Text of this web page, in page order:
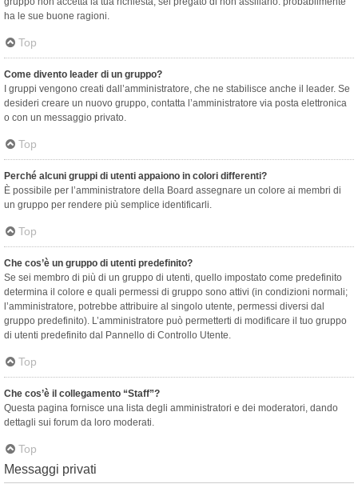
ha le sue buone ragioni.
Top
Come divento leader di un gruppo?
I gruppi vengono creati dall’amministratore, che ne stabilisce anche il leader. Se
desideri creare un nuovo gruppo, contatta l’amministratore via posta elettronica
o con un messaggio privato.
Top
Perché alcuni gruppi di utenti appaiono in colori differenti?
È possibile per l’amministratore della Board assegnare un colore ai membri di
un gruppo per rendere più semplice identificarli.
Top
Che cos’è un gruppo di utenti predefinito?
Se sei membro di più di un gruppo di utenti, quello impostato come predefinito
determina il colore e quali permessi di gruppo sono attivi (in condizioni normali;
l’amministratore, potrebbe attribuire al singolo utente, permessi diversi dal
gruppo predefinito). L’amministratore può permetterti di modificare il tuo gruppo
di utenti predefinito dal Pannello di Controllo Utente.
Top
Che cos’è il collegamento “Staff”?
Questa pagina fornisce una lista degli amministratori e dei moderatori, dando
dettagli sui forum da loro moderati.
Top
Messaggi privati